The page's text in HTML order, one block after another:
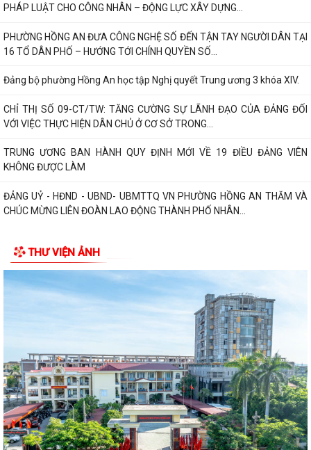
PHÁP LUẬT CHO CÔNG NHÂN – ĐỘNG LỰC XÂY DỰNG...
PHƯỜNG HỒNG AN ĐƯA CÔNG NGHỆ SỐ ĐẾN TẬN TAY NGƯỜI DÂN TẠI
16 TỔ DÂN PHỐ – HƯỚNG TỚI CHÍNH QUYỀN SỐ...
Đảng bộ phường Hồng An học tập Nghị quyết Trung ương 3 khóa XIV.
CHỈ THỊ SỐ 09-CT/TW: TĂNG CƯỜNG SỰ LÃNH ĐẠO CỦA ĐẢNG ĐỐI
VỚI VIỆC THỰC HIỆN DÂN CHỦ Ở CƠ SỞ TRONG...
TRUNG ƯƠNG BAN HÀNH QUY ĐỊNH MỚI VỀ 19 ĐIỀU ĐẢNG VIÊN
KHÔNG ĐƯỢC LÀM
ĐẢNG UỶ - HĐND - UBND- UBMTTQ VN PHƯỜNG HỒNG AN THĂM VÀ
CHÚC MỪNG LIÊN ĐOÀN LAO ĐỘNG THÀNH PHỐ NHÂN...
nhiệm vụ phát triển kinh tế- xã...
PHƯỜNG HỒNG AN TỔ CHỨC LỄ THẮP NẾN TRI ÂN CÁC ANH HÙNG
LIỆT SĨ NHÂN KỶ NIỆM 79 NĂM NGÀY THƯƠNG BINH...
PHƯỜNG HỒNG AN ẤM ÁP CHƯƠNG TRÌNH KHÁM BỆNH, CẤP PHÁT
Phường Hồng An tổ chức đợt chi trả tiền bồi thường, hỗ trợ đối 67 hộ
gia đình có đất mộ thuộc Dự án...
UỶ BAN NHÂN DÂN PHƯỜNG HỒNG AN LÀM VIỆC VỚI MỘT SỐ DOANH
NGHIỆP TRÊN ĐỊA BÀN VỀ VIỆC THỰC HIỆN CHỈ...
THƯ VIỆN ẢNH